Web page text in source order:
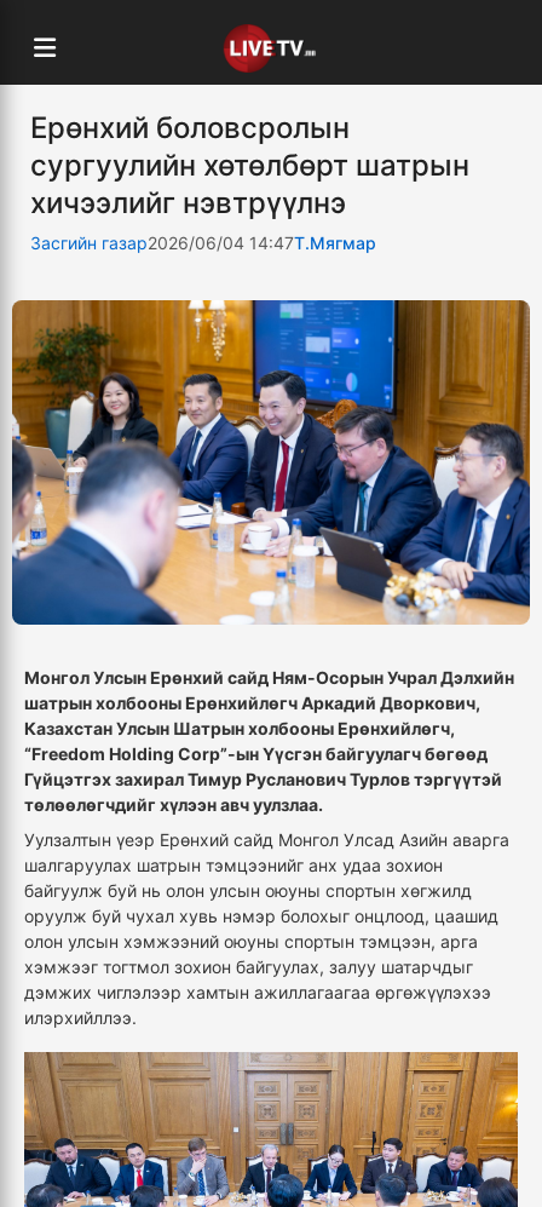
Ерөнхий боловсролын
сургуулийн хөтөлбөрт шатрын
хичээлийг нэвтрүүлнэ
Засгийн газар2026/06/04 14:47Т.Мягмар
Монгол Улсын Ерөнхий сайд Ням-Осорын Учрал Дэлхийн
шатрын холбооны Ерөнхийлөгч Аркадий Дворкович,
Казахстан Улсын Шатрын холбооны Ерөнхийлөгч,
“Freedom Holding Corp”-ын Үүсгэн байгуулагч бөгөөд
Гүйцэтгэх захирал Тимур Русланович Турлов тэргүүтэй
төлөөлөгчдийг хүлээн авч уулзлаа.
Уулзалтын үеэр Ерөнхий сайд Монгол Улсад Азийн аварга
шалгаруулах шатрын тэмцээнийг анх удаа зохион
байгуулж буй нь олон улсын оюуны спортын хөгжилд
оруулж буй чухал хувь нэмэр болохыг онцлоод, цаашид
олон улсын хэмжээний оюуны спортын тэмцээн, арга
хэмжээг тогтмол зохион байгуулах, залуу шатарчдыг
дэмжих чиглэлээр хамтын ажиллагаагаа өргөжүүлэхээ
илэрхийллээ.